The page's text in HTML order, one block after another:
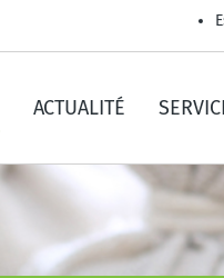
ACTUALITÉ